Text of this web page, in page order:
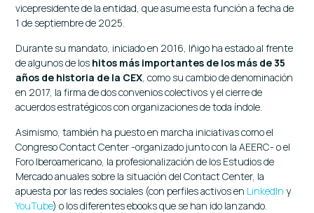
vicepresidente de la entidad, que asume esta función a fecha de
1 de septiembre de 2025.
Durante su mandato, iniciado en 2016, Iñigo ha estado al frente
de algunos de los hitos más importantes de los más de 35
años de historia de la CEX , como su cambio de denominación
en 2017, la firma de dos convenios colectivos y el cierre de
acuerdos estratégicos con organizaciones de toda índole.
Asimismo, también ha puesto en marcha iniciativas como el
Congreso Contact Center -organizado junto con la AEERC- o el
Foro Iberoamericano, la profesionalización de los Estudios de
Mercado anuales sobre la situación del Contact Center, la
apuesta por las redes sociales (con perfiles activos en LinkedIn y
YouTube) o los diferentes ebooks que se han ido lanzando.